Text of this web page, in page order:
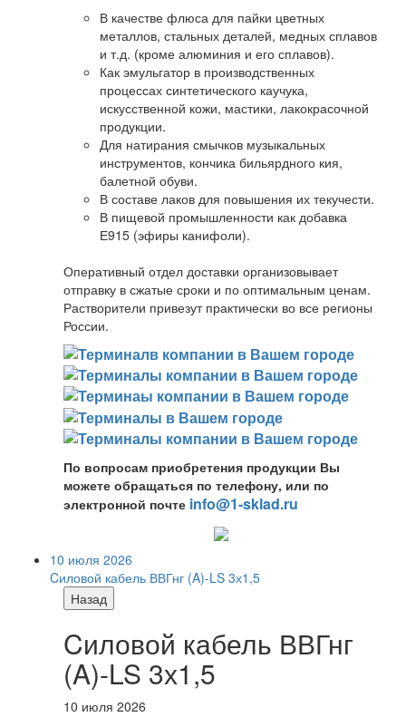
В качестве флюса для пайки цветных
металлов, стальных деталей, медных сплавов
и т.д. (кроме алюминия и его сплавов).
Как эмульгатор в производственных
процессах синтетического каучука,
искусственной кожи, мастики, лакокрасочной
продукции.
Для натирания смычков музыкальных
инструментов, кончика бильярдного кия,
балетной обуви.
В составе лаков для повышения их текучести.
В пищевой промышленности как добавка
Е915 (эфиры канифоли).
Оперативный отдел доставки организовывает
отправку в сжатые сроки и по оптимальным ценам.
Растворители привезут практически во все регионы
России.
По вопросам приобретения продукции Вы
можете обращаться по телефону, или по
электронной почте info@1-sklad.ru
10 июля 2026
Cиловой кабель ВВГнг (A)-LS 3х1,5
Назад
Cиловой кабель ВВГнг
(A)-LS 3х1,5
10 июля 2026